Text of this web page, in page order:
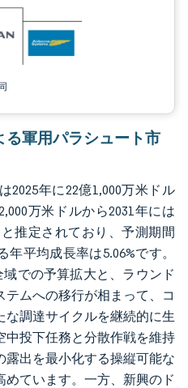
軍用パラシュート市
2025年に22億1,000万米ドル
万米ドルから2031年には
推定されており、予測期間
年平均成長率は5.06%です。
での予算拡大と、ラウンド
ムへの移行が相まって、コ
な調達サイクルを継続的に生
中投下任務と分散作戦を維持
出を最小化する操縦可能な
ています。一方、新興のド